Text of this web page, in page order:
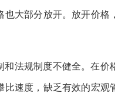
大部分放开。放开价
和法规制度不健全。在
速度，缺乏有效的宏